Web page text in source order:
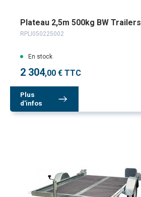
Plateau 2,5m 500kg BW Trailers
RPLI050225002
En stock
2 304,00 € TTC
Plus
d'infos